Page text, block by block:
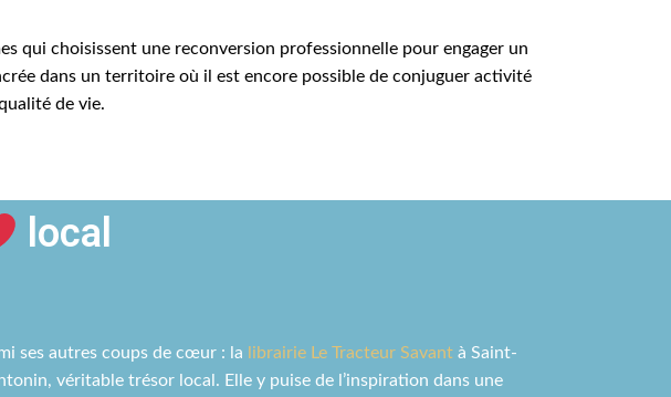
qui choisissent une reconversion professionnelle pour engager un
dans un territoire où il est encore possible de conjuguer activité
de vie.
local
ses autres coups de cœur : la librairie Le Tracteur Savantà Saint-
véritable trésor local. Elle y puise de l’inspiration dans une